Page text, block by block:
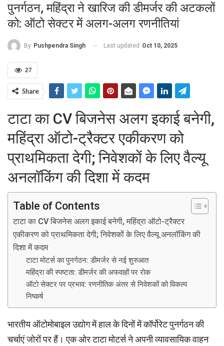
पुनर्गठन, महिंद्रा ने खारिज की डीमर्जर की अटकलों
को: ऑटो सेक्टर में अलग-अलग रणनीतियां
By Pushpendra Singh Last updated Oct 10, 2025
27
Share
टाटा का CV बिजनेस अलग इकाई बनेगी,
महिंद्रा ऑटो-ट्रैक्टर एकीकरण को
प्राथमिकता देगी; निवेशकों के लिए वैल्यू
अनलॉकिंग की दिशा में कदम
Table of Contents
टाटा का CV बिजनेस अलग इकाई बनेगी, महिंद्रा ऑटो-ट्रैक्टर
एकीकरण को प्राथमिकता देगी; निवेशकों के लिए वैल्यू अनलॉकिंग की
दिशा में कदम
टाटा मोटर्स का पुनर्गठन: डीमर्जर से नई शुरुआत
महिंद्रा की स्पष्टता: डीमर्जर की अफवाहों पर रोक
ऑटो सेक्टर पर प्रभाव: रणनीतिक अंतर से निवेशकों को विकल्प
निष्कर्ष
भारतीय ऑटोमोबाइल उद्योग में हाल के दिनों में कॉर्पोरेट पुनर्गठन की
चर्चाएं जोरों पर हैं। एक ओर टाटा मोटर्स ने अपनी व्यावसायिक वाहन